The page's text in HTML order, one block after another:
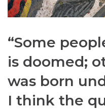
“Some
is doomed;
was born
I think the